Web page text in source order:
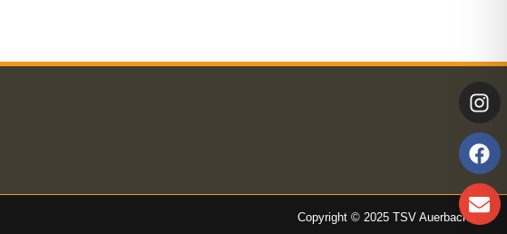
Copyright © 2025 TSV Auerbach